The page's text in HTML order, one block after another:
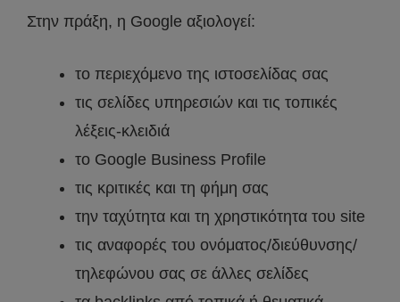
Στην πράξη, η Google αξιολογεί:
το περιεχόμενο της ιστοσελίδας σας
τις σελίδες υπηρεσιών και τις τοπικές
λέξεις-κλειδιά
το Google Business Profile
τις κριτικές και τη φήμη σας
την ταχύτητα και τη χρηστικότητα του site
τις αναφορές του ονόματος/διεύθυνσης/
τηλεφώνου σας σε άλλες σελίδες